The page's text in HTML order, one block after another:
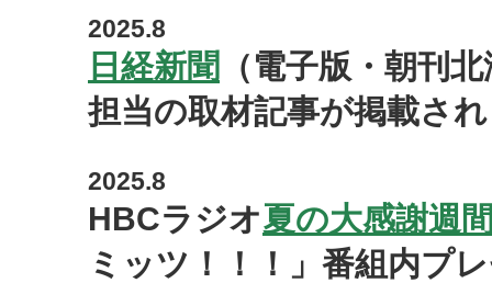
2025.8
日経新聞 （電子版・朝刊
担当の取材記事が掲載さ
2025.8
HBCラジオ夏の大感謝週
ミッツ！！！」番組内プ